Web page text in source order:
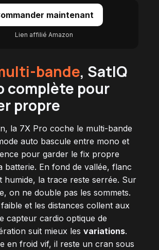
maintenant
Lien affilié Amazon
bande, SatIQ
complète pour
propre
la 7X Pro coche le multi-bande
auto bascule entre mono et
pour garder le fix propre
batterie. En fond de vallée, flanc
humide, la trace reste serrée. Sur
on ne double pas les sommets.
et les distances collent aux
capteur cardio optique de
suit mieux les variations.
en froid vif, il reste un cran sous